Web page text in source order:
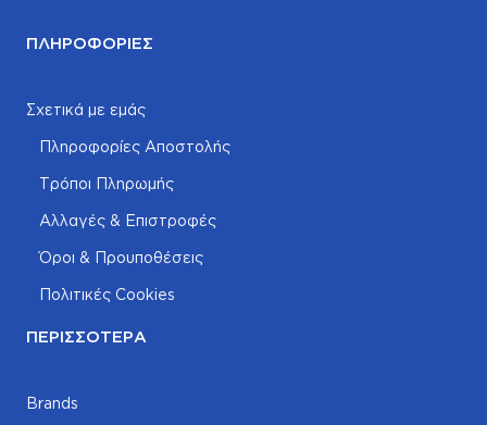
ΠΛΗΡΟΦΟΡΊΕΣ
Σχετικά με εμάς
Πληροφορίες Αποστολής
Τρόποι Πληρωμής
Αλλαγές & Επιστροφές
Όροι & Προυποθέσεις
Πολιτικές Cookies
ΠΕΡΙΣΣΌΤΕΡΑ
Brands